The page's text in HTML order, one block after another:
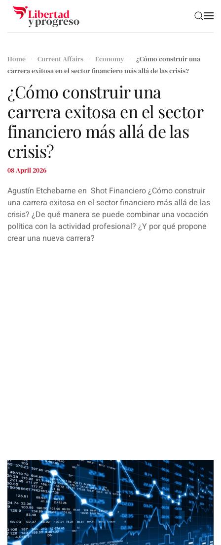
Skip to main content
Home Current Affairs Economy
¿Cómo construir una
carrera exitosa en el sector financiero más allá de las crisis?
¿Cómo construir una
carrera exitosa en el sector
financiero más allá de las
crisis?
08 April 2026
Agustín Etchebarne en Shot Financiero ¿Cómo construir
una carrera exitosa en el sector financiero más allá de las
crisis? ¿De qué manera se puede combinar una vocación
política con la actividad profesional? ¿Y por qué propone
crear una nueva carrera?